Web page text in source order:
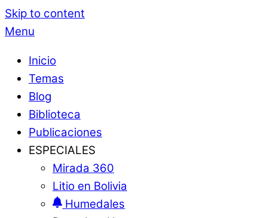
Skip to content
Menu
Inicio
Temas
Blog
Biblioteca
Publicaciones
ESPECIALES
Mirada 360
Litio en Bolivia
Humedales